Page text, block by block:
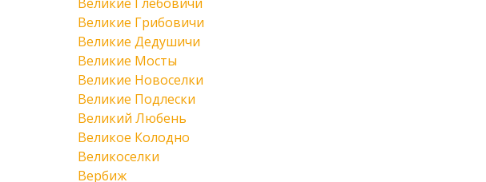
Великие Грибовичи
Великие Дедушичи
Великие Мосты
Великие Новоселки
Великие Подлески
Великий Любень
Великое Колодно
Великоселки
Вербиж